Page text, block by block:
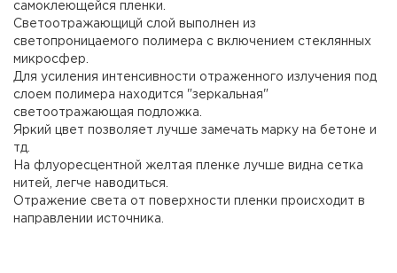
самоклеющейся пленки.
Светоотражающицй слой выполнен из
светопроницаемого полимера с включением стеклянных
микросфер.
Для усиления интенсивности отраженного излучения под
слоем полимера находится "зеркальная"
светоотражающая подложка.
Яркий цвет позволяет лучше замечать марку на бетоне и
тд.
На флуоресцентной желтая пленке лучше видна сетка
нитей, легче наводиться.
Отражение света от поверхности пленки происходит в
направлении источника.